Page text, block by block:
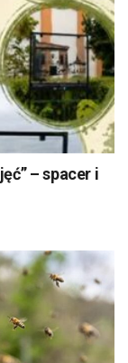
– spacer i